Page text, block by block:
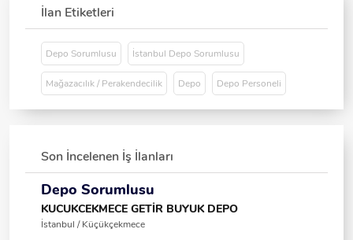
İlan Etiketleri
Depo Sorumlusu İstanbul Depo Sorumlusu
Mağazacılık / Perakendecilik Depo Depo Personeli
Son İncelenen İş İlanları
Depo Sorumlusu
KUCUKCEKMECE GETİR BUYUK DEPO
İstanbul / Küçükçekmece